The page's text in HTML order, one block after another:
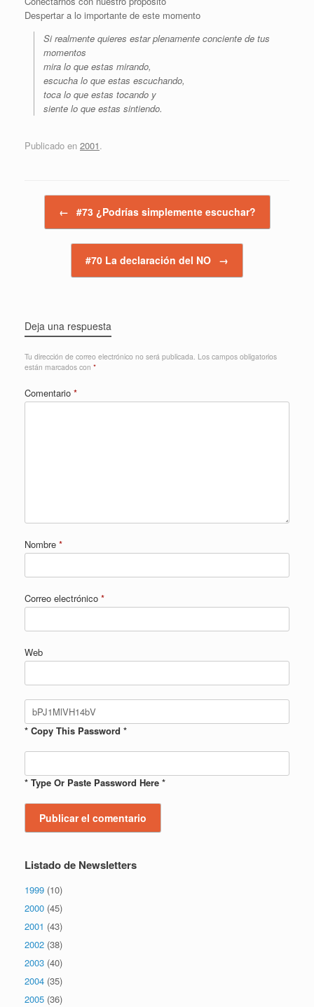
Despertar a lo importante de este momento
Si realmente quieres estar plenamente conciente de tus
momentos
mira lo que estas mirando,
escucha lo que estas escuchando,
toca lo que estas tocando y
siente lo que estas sintiendo.
Publicado en 2001.
← #73 ¿Podrías simplemente escuchar?
#70 La declaración del NO →
Deja una respuesta
Tu dirección de correo electrónico no será publicada. Los campos obligatorios
están marcados con *
Comentario *
Nombre *
Correo electrónico *
Web
* Copy This Password *
* Type Or Paste Password Here *
Listado de Newsletters
1999 (10)
2000 (45)
2001 (43)
2002 (38)
2003 (40)
2004 (35)
2005 (36)